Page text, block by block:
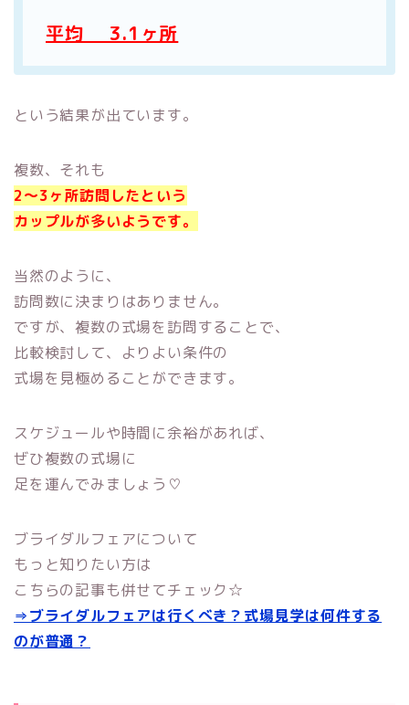
平均 3.1ヶ所
という結果が出ています。
複数、それも
2～3ヶ所訪問したという
カップルが多いようです。
当然のように、
訪問数に決まりはありません。
ですが、複数の式場を訪問することで、
比較検討して、よりよい条件の
式場を見極めることができます。
スケジュールや時間に余裕があれば、
ぜひ複数の式場に
足を運んでみましょう♡
ブライダルフェアについて
もっと知りたい方は
こちらの記事も併せてチェック☆
⇒ブライダルフェアは行くべき？式場見学は何件する
のが普通？